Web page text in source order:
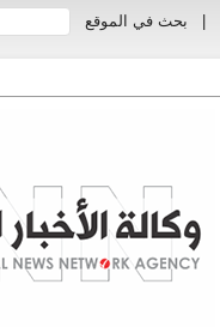
بحث في الموقع